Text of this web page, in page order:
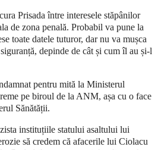
Prisada între interesele stăpânilor
de zona penală. Probabil va pune la
toate datele tuturor, dar nu va mușca
depinde de cât și cum îl au și-l
pentru mită la Ministerul
pe biroul de la ANM, așa cu o face
Sănătății.
instituțiile statului asaltului lui
să credem că afacerile lui Ciolacu